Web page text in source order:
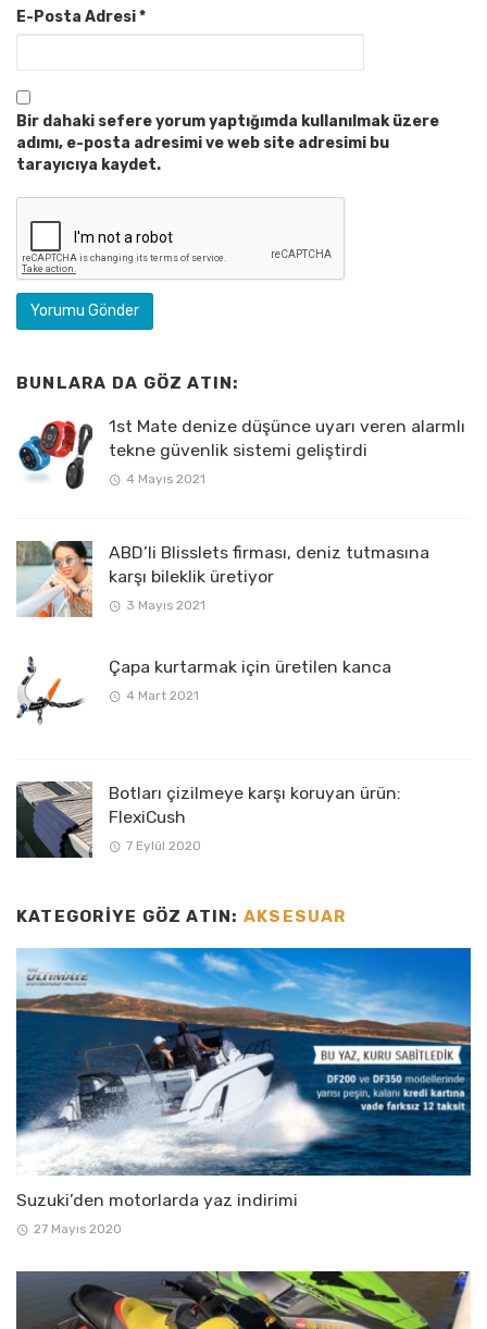
E-Posta Adresi*
Bir dahaki sefere yorum yaptığımda kullanılmak üzere
adımı, e-posta adresimi ve web site adresimi bu
tarayıcıya kaydet.
BUNLARA DA GÖZ ATIN:
1st Mate denize düşünce uyarı veren alarmlı
tekne güvenlik sistemi geliştirdi
4 Mayıs 2021
ABD’li Blisslets firması, deniz tutmasına
karşı bileklik üretiyor
3 Mayıs 2021
Çapa kurtarmak için üretilen kanca
4 Mart 2021
Botları çizilmeye karşı koruyan ürün:
FlexiCush
7 Eylül 2020
KATEGORIYE GÖZ ATIN: AKSESUAR
Suzuki’den motorlarda yaz indirimi
27 Mayıs 2020